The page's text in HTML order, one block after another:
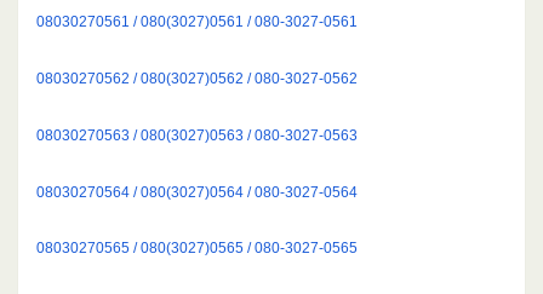
08030270561 / 080(3027)0561 / 080-3027-0561
08030270562 / 080(3027)0562 / 080-3027-0562
08030270563 / 080(3027)0563 / 080-3027-0563
08030270564 / 080(3027)0564 / 080-3027-0564
08030270565 / 080(3027)0565 / 080-3027-0565